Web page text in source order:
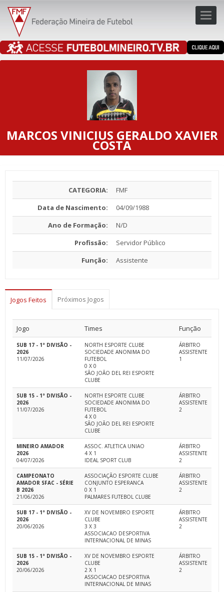
MARCOS VINICIUS GERALDO XAVIER
COSTA
CATEGORIA:
FMF
Data de Nascimento:
04/09/1988
Ano de Formação:
N/D
Profissão:
Servidor Público
Função:
Assistente
Jogos Feitos Próximos Jogos
Jogo Times Função
SUB 17 - 1ª DIVISÃO -
2026
11/07/2026
NORTH ESPORTE CLUBE
SOCIEDADE ANONIMA DO
FUTEBOL
0 X 0
SÃO JOÃO DEL REI ESPORTE
CLUBE
ÁRBITRO
ASSISTENTE
1
SUB 15 - 1ª DIVISÃO -
2026
11/07/2026
NORTH ESPORTE CLUBE
SOCIEDADE ANONIMA DO
FUTEBOL
4 X 0
SÃO JOÃO DEL REI ESPORTE
CLUBE
ÁRBITRO
ASSISTENTE
2
MINEIRO AMADOR
2026
04/07/2026
ASSOC. ATLETICA UNIAO
4 X 1
IDEAL SPORT CLUB
ÁRBITRO
ASSISTENTE
2
CAMPEONATO
AMADOR SFAC - SÉRIE
B 2026
21/06/2026
ASSOCIAÇÃO ESPORTE CLUBE
CONJUNTO ESPERANCA
0 X 1
PALMARES FUTEBOL CLUBE
ÁRBITRO
ASSISTENTE
2
SUB 17 - 1ª DIVISÃO -
2026
20/06/2026
XV DE NOVEMBRO ESPORTE
CLUBE
3 X 3
ASSOCIACAO DESPORTIVA
INTERNACIONAL DE MINAS
ÁRBITRO
ASSISTENTE
2
SUB 15 - 1ª DIVISÃO -
2026
20/06/2026
XV DE NOVEMBRO ESPORTE
CLUBE
2 X 1
ASSOCIACAO DESPORTIVA
INTERNACIONAL DE MINAS
ÁRBITRO
ASSISTENTE
2